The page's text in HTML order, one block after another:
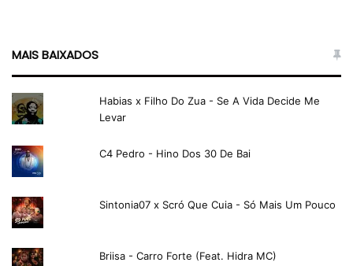
MAIS BAIXADOS
Habias x Filho Do Zua - Se A Vida Decide Me
Levar
C4 Pedro - Hino Dos 30 De Bai
Sintonia07 x Scró Que Cuia - Só Mais Um Pouco
Briisa - Carro Forte (Feat. Hidra MC)